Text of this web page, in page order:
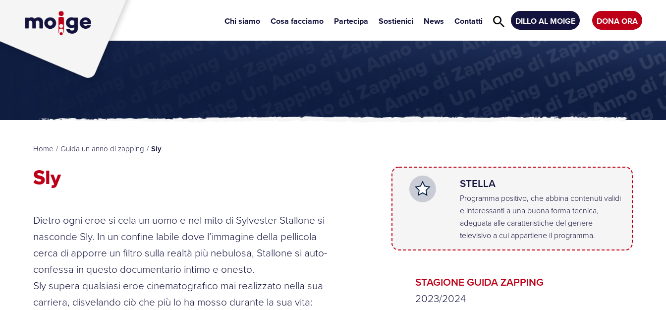
Chi siamo Cosa facciamo Partecipa Sostienici News Contatti DILLO AL MOIGE DONA ORA
Home / Guida un anno di zapping / Sly
Sly
Dietro ogni eroe si cela un uomo e nel mito di Sylvester Stallone si
nasconde Sly. In un confine labile dove l’immagine della pellicola
cerca di apporre un filtro sulla realtà più nebulosa, Stallone si auto-
confessa in questo documentario intimo e onesto.
Sly supera qualsiasi eroe cinematografico mai realizzato nella sua
carriera, disvelando ciò che più lo ha mosso durante la sua vita:
STELLA
Programma positivo, che abbina contenuti validi
e interessanti a una buona forma tecnica,
adeguata alle caratteristiche del genere
televisivo a cui appartiene il programma.
STAGIONE GUIDA ZAPPING
2023/2024